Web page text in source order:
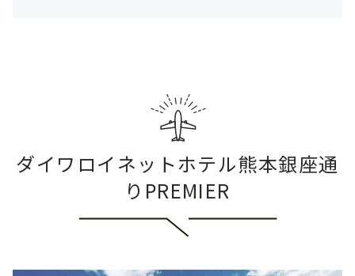
ダイワロイネットホテル熊本銀座通
りPREMIER